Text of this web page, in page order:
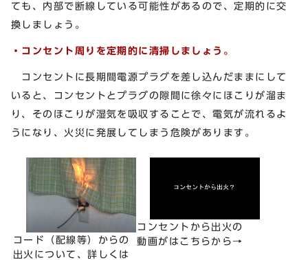
ても、内部で断線している可能性があるので、定期的に交
換しましょう。
・コンセント周りを定期的に清掃しましょう。
コンセントに長期間電源プラグを差し込んだままにして
いると、コンセントとプラグの隙間に徐々にほこりが溜ま
り、そのほこりが湿気を吸収することで、電気が流れるよ
うになり、火災に発展してしまう危険があります。
コード（配線等）からの
出火について、詳しくは
コンセントから出火の
動画がはこちらから→